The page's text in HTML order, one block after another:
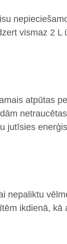
vismaz 2 L
atpūtas
netraucētas
jutīsies
nepaliktu
ikdienā, kā